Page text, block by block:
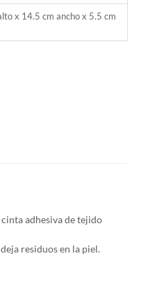
x 14.5 cm ancho x 5.5 cm
adhesiva de tejido
residuos en la piel.